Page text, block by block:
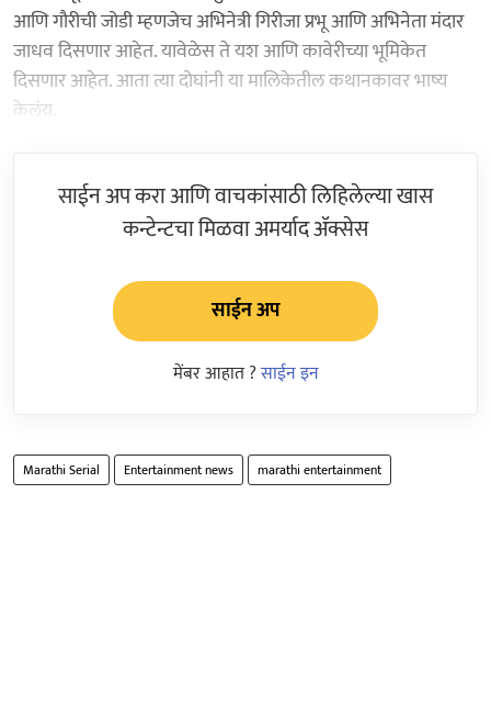
आणि गौरीची जोडी म्हणजेच अभिनेत्री गिरीजा प्रभू आणि अभिनेता मंदार
जाधव दिसणार आहेत. यावेळेस ते यश आणि कावेरीच्या भूमिकेत
दिसणार आहेत. आता त्या दोघांनी या मालिकेतील कथानकावर भाष्य
केलंय.
साईन अप करा आणि वाचकांसाठी लिहिलेल्या खास
कन्टेन्टचा मिळवा अमर्याद ॲक्सेस
साईन अप
मेंबर आहात ?साईन इन
Marathi Serial Entertainment news marathi entertainment